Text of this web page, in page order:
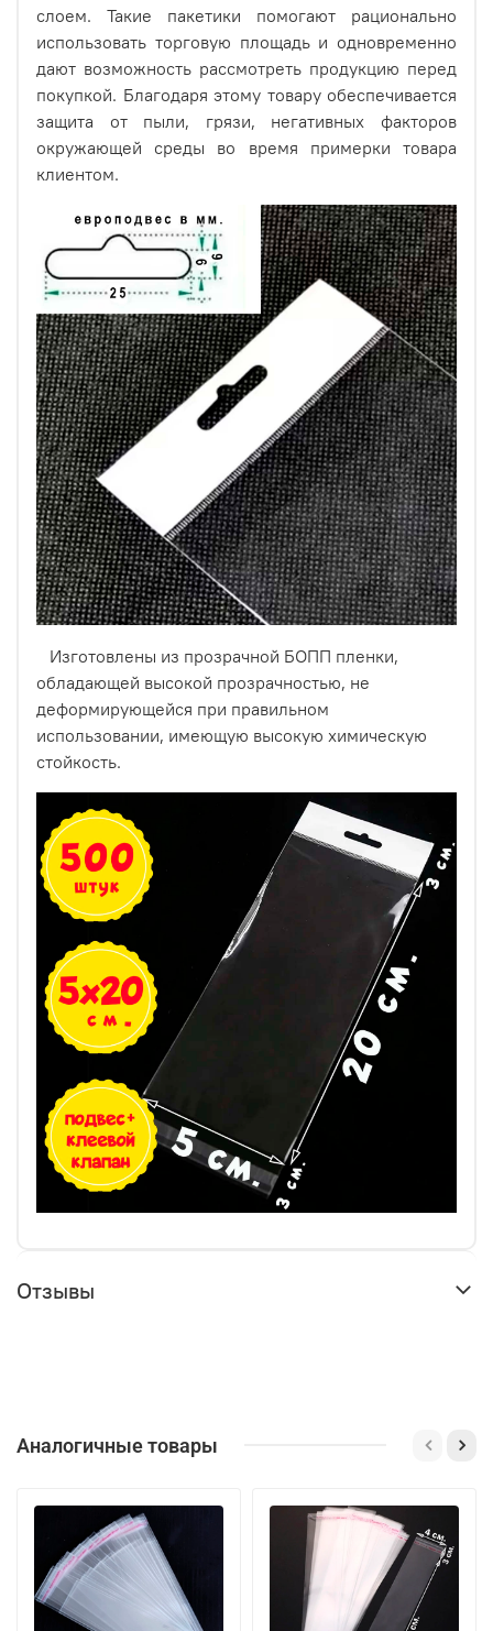
Изготовлены из прозрачной БОПП пленки,
обладающей высокой прозрачностью, не
деформирующейся при правильном использовании,
имеющую высокую химическую стойкость.
слоем. Такие пакетики помогают рационально
использовать торговую площадь и одновременно
дают возможность рассмотреть продукцию перед
покупкой. Благодаря этому товару обеспечивается
защита от пыли, грязи, негативных факторов
окружающей среды во время примерки товара
клиентом.
Изготовлены из прозрачной БОПП пленки,
обладающей высокой прозрачностью, не
деформирующейся при правильном
использовании, имеющую высокую химическую
стойкость.
Отзывы
Аналогичные товары